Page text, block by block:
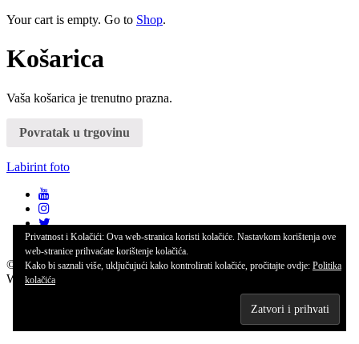
Your cart is empty. Go to Shop.
Košarica
Vaša košarica je trenutno prazna.
Povratak u trgovinu
Labirint foto
© Labirint foto2026
Web dizajn: Matija Copak,
Privatnost i Kolačići: Ova web-stranica koristi kolačiće. Nastavkom korištenja ove
web-stranice prihvaćate korištenje kolačića.
Kako bi saznali više, uključujući kako kontrolirati kolačiće, pročitajte ovdje: Politika
kolačića